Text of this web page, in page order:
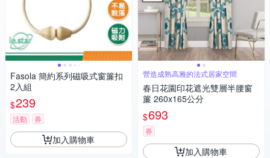
Fasola 簡約系列磁吸式窗簾扣
2入組
$239
活動 券
加入購物車
營造成熟高雅的法式居家空間
春日花園印花遮光雙層半腰窗
簾 260x165公分
$693
券
加入購物車